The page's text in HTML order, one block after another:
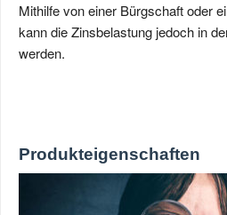
Mithilfe von einer Bürgschaft oder
kann die Zinsbelastung jedoch in
werden.
Produkteigenschaften